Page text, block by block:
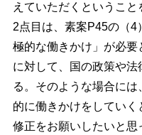
えていただくということ
2点目は、素案P45の（4
極的な働きかけ」が必
に対して、国の政策や
る。そのような場合に
的に働きかけをしてい
修正をお願いしたいと